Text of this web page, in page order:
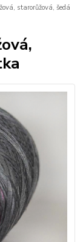
starorůžová, šedá